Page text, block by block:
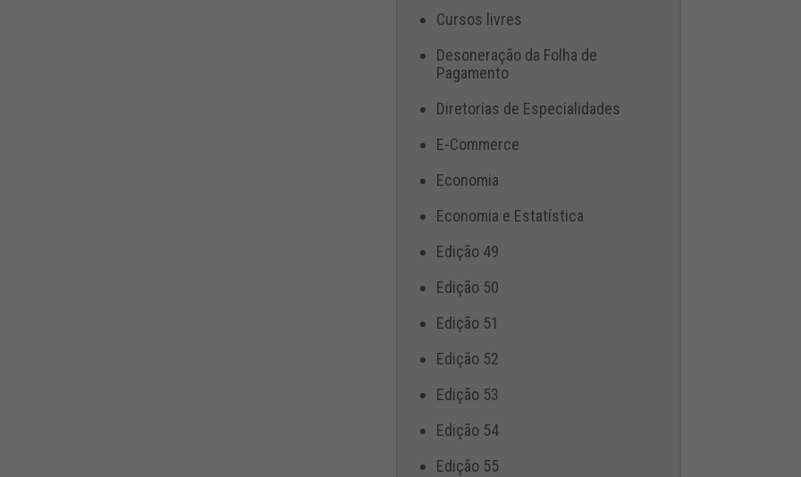
Cursos livres
Desoneração da Folha de
Pagamento
Diretorias de Especialidades
E-Commerce
Economia
Economia e Estatística
Edição 49
Edição 50
Edição 51
Edição 52
Edição 53
Edição 54
Edição 55